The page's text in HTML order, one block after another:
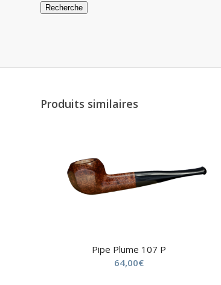
Recherche
Produits similaires
Pipe Plume 107 P
64,00€